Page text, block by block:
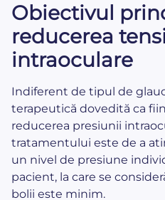
Obiectivul
reducerea
intraoculare
Indiferent de tipul de
terapeutică dovedită ca
reducerea presiunii
tratamentului este de a
un nivel de presiune
pacient, la care se
bolii este minim.